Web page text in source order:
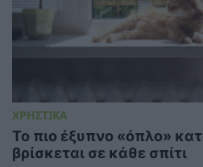
ΧΡΗΣΤΙΚΑ
To πιο έξυπνο «όπλο»
βρίσκεται σε κάθε σπίτι